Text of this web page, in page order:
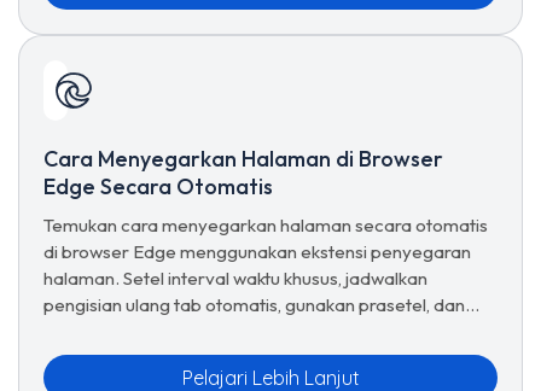
Cara Menyegarkan Halaman di Browser
Edge Secara Otomatis
Temukan cara menyegarkan halaman secara otomatis
di browser Edge menggunakan ekstensi penyegaran
halaman. Setel interval waktu khusus, jadwalkan
pengisian ulang tab otomatis, gunakan prasetel, dan
tanpa batas.
Pelajari Lebih Lanjut